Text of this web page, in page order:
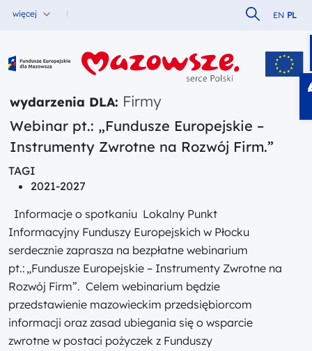
więcej Szukaj w
EN PL
Fundusze Europejskie dla Mazowsza
wydarzenia DLA: Firmy
Webinar pt.: „Fundusze Europejskie –
Instrumenty Zwrotne na Rozwój Firm.”
TAGI
2021-2027
Informacje o spotkaniu Lokalny Punkt
Informacyjny Funduszy Europejskich w Płocku
serdecznie zaprasza na bezpłatne webinarium
pt.: „Fundusze Europejskie – Instrumenty Zwrotne na
Rozwój Firm”. Celem webinarium będzie
przedstawienie mazowieckim przedsiębiorcom
informacji oraz zasad ubiegania się o wsparcie
zwrotne w postaci pożyczek z Funduszy